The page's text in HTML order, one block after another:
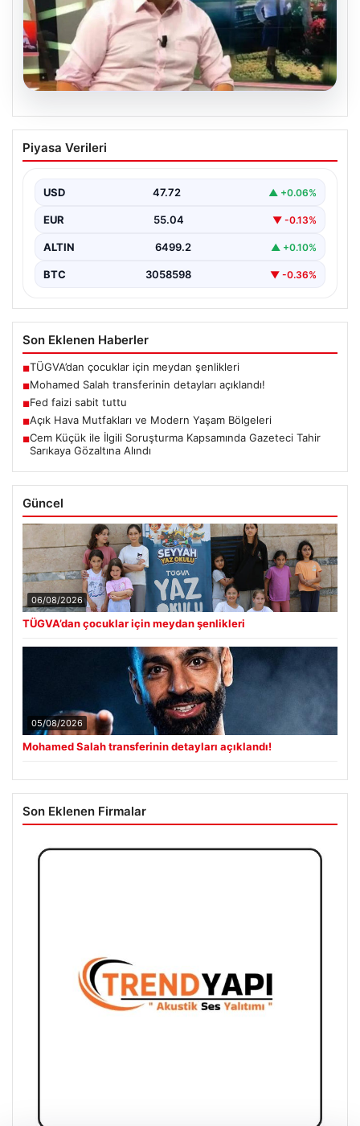
03.08.2026
Cem Küçük ile İlgili Soruşturma
Kapsamında Gazeteci Tahir Sarıkaya
İstanbul Cumhuriyet Başsavcılığı tarafından yürütülen
yaşandı. Bu kapsamda…
Piyasa Verileri
USD 47.72 ▲ +0.06%
EUR 55.04 ▼ -0.13%
ALTIN 6499.2 ▲ +0.10%
BTC 3058598 ▼ -0.36%
Son Eklenen Haberler
■TÜGVA’dan çocuklar için meydan şenlikleri
■Mohamed Salah transferinin detayları açıklandı!
■Fed faizi sabit tuttu
■Açık Hava Mutfakları ve Modern Yaşam Bölgeleri
■Cem Küçük ile İlgili Soruşturma Kapsamında Gazeteci Tahir
Sarıkaya Gözaltına Alındı
Güncel
06/08/2026
TÜGVA’dan çocuklar için meydan şenlikleri
05/08/2026
Mohamed Salah transferinin detayları açıklandı!
Son Eklenen Firmalar